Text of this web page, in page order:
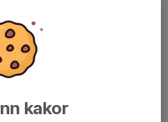
kakor